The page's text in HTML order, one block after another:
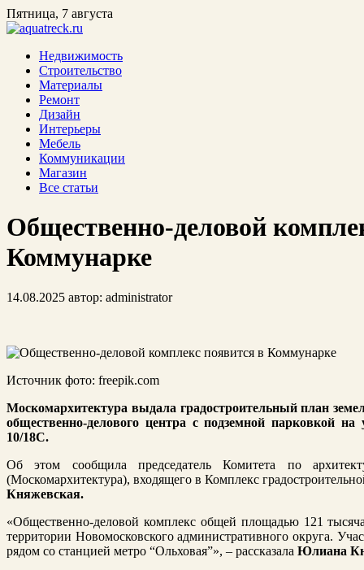
Пятница, 7 августа
Недвижимость
Строительство
Материалы
Ремонт
Дизайн
Интерьеры
Мебель
Коммуникации
Магазин
Все статьи
Общественно-деловой
Коммунарке
14.08.2025 автор: administrator
Источник фото: freepik.com
Москомархитектура выдала градостроительный план
общественно-делового центра с подземной парковкой
10/18С.
Об этом
сообщила
председатель Комитета по
(Москомархитектура), входящего в Комплекс
Княжевская.
«Общественно-деловой комплекс общей площадью 121
территории Новомосковского административного округа.
рядом со станцией метро “Ольховая”», – рассказала Юлиана